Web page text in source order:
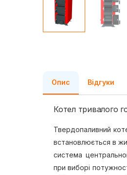
Опис Відгуки
Котел тривалого
Твердопаливний
встановлюється в
система
при виборі